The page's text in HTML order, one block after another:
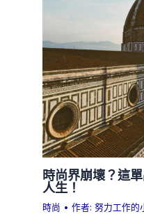
時尚界崩壞？這
人生！
時尚 • 作者:努力工作的